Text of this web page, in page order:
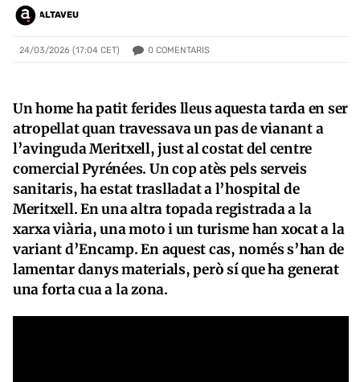
ALTAVEU
24/03/2026 (17:04 CET) 0 COMENTARIS
Un home ha patit ferides lleus aquesta tarda en ser
atropellat quan travessava un pas de vianant a
l’avinguda Meritxell, just al costat del centre
comercial Pyrénées. Un cop atès pels serveis
sanitaris, ha estat traslladat a l’hospital de
Meritxell. En una altra topada registrada a la
xarxa viària, una moto i un turisme han xocat a la
variant d’Encamp. En aquest cas, només s’han de
lamentar danys materials, però sí que ha generat
una forta cua a la zona.